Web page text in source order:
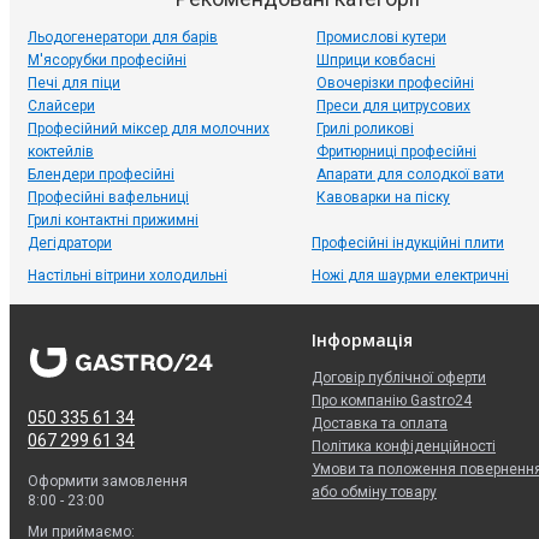
Льодогенератори для барів
М'ясорубки професійні
Печі для піци
Слайсери
Промислові кутери
Шприци ковбасні
Овочерізки професійні
Преси для цитрусових
Професійний міксер для молочних
коктейлів
Блендери професійні
Професійні вафельниці
Грилі контактні прижимні
Грилі роликові
Фритюрниці професійні
Апарати для солодкої вати
Кавоварки на піску
Дегідратори
Настільні вітрини холодильні
Професійні індукційні плити
Ножі для шаурми електричні
050 335 61 34
067 299 61 34
Оформити замовлення
8:00 - 23:00
Ми приймаємо:
Інформація
Договір публічної оферти
Про компанію Gastro24
Доставка та оплата
Політика конфіденційності
Умови та положення
або обміну товару